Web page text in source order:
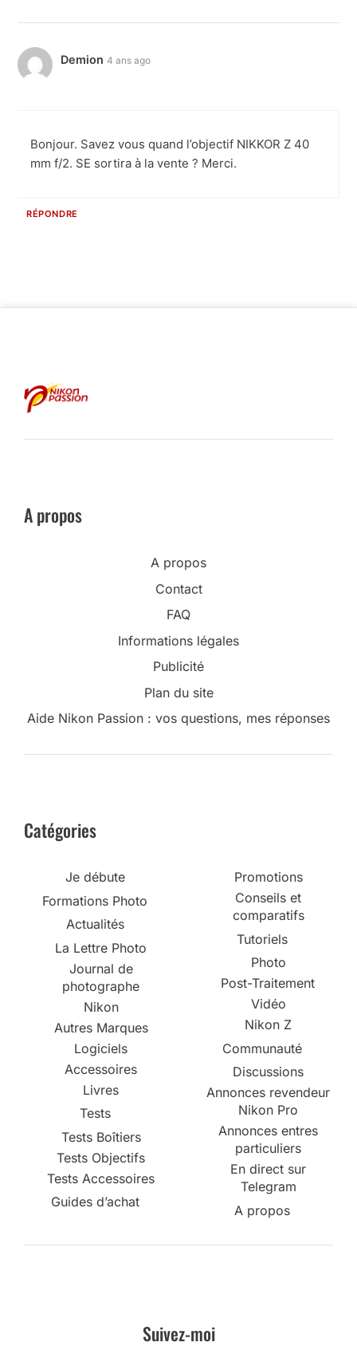
Demion 4 ans ago
Bonjour. Savez vous quand l’objectif NIKKOR Z 40
mm f/2. SE sortira à la vente ? Merci.
RÉPONDRE
A propos
A propos
Contact
FAQ
Informations légales
Publicité
Plan du site
Aide Nikon Passion : vos questions, mes réponses
Catégories
Je débute
Formations Photo
Actualités
La Lettre Photo
Journal de
photographe
Nikon
Autres Marques
Logiciels
Accessoires
Livres
Tests
Tests Boîtiers
Tests Objectifs
Tests Accessoires
Guides d’achat
Promotions
Conseils et
comparatifs
Tutoriels
Photo
Post-Traitement
Vidéo
Nikon Z
Communauté
Discussions
Annonces revendeur
Nikon Pro
Annonces entres
particuliers
En direct sur
Telegram
A propos
Suivez-moi